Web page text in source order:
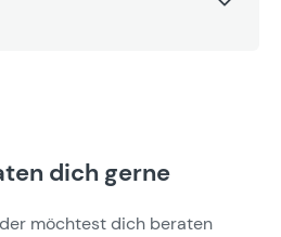
dich gerne
möchtest dich beraten